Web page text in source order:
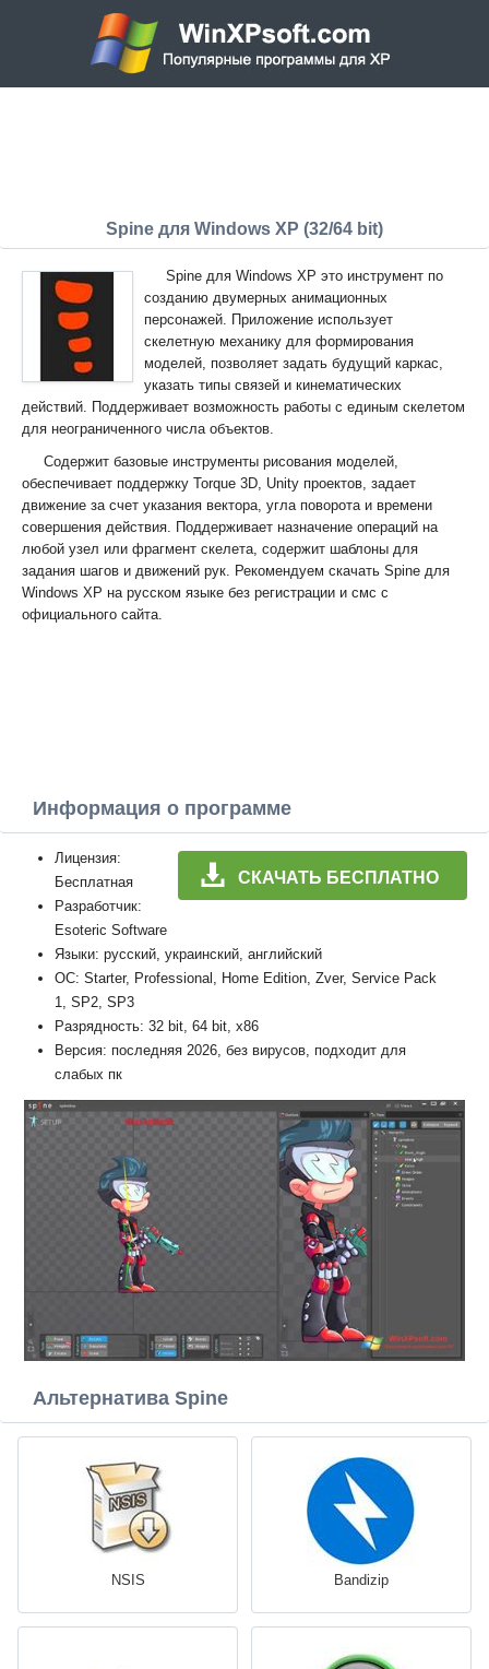
Spine для Windows XP (32/64 bit)
Spine для Windows XP это инструмент по
созданию двумерных анимационных
персонажей. Приложение использует
скелетную механику для формирования
моделей, позволяет задать будущий каркас,
указать типы связей и кинематических
действий. Поддерживает возможность работы с единым скелетом
для неограниченного числа объектов.
Содержит базовые инструменты рисования моделей,
обеспечивает поддержку Torque 3D, Unity проектов, задает
движение за счет указания вектора, угла поворота и времени
совершения действия. Поддерживает назначение операций на
любой узел или фрагмент скелета, содержит шаблоны для
задания шагов и движений рук. Рекомендуем скачать Spine для
Windows XP на русском языке без регистрации и смс с
официального сайта.
Информация о программе
СКАЧАТЬ БЕСПЛАТНО
Лицензия:
Бесплатная
Разработчик:
Esoteric Software
Языки: русский, украинский, английский
ОС: Starter, Professional, Home Edition, Zver, Service Pack
1, SP2, SP3
Разрядность: 32 bit, 64 bit, x86
Версия: последняя 2026, без вирусов, подходит для
слабых пк
Альтернатива Spine
NSIS Bandizip